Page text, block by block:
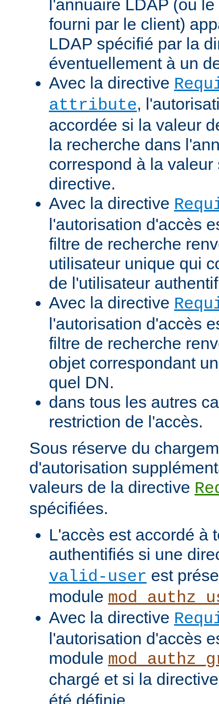
l'annuaire LDAP (ou
fourni par le client)
LDAP spécifié par la
éventuellement à un
Avec la directive
attribute,
accordée si la valeur
la recherche dans
correspond à la
directive.
Avec la directive
l'autorisation d'accès
filtre de recherche
utilisateur unique qui
de l'utilisateur
Avec la directive
l'autorisation d'accès
filtre de recherche
objet correspondant
quel DN.
dans tous les autres
restriction de l'accès.
Sous réserve du
d'autorisation
valeurs de la directive
spécifiées.
L'accès est accordé à
authentifiés si une
valid-user est
module
Avec la directive
l'autorisation d'accès
module
chargé et si la
été définie.